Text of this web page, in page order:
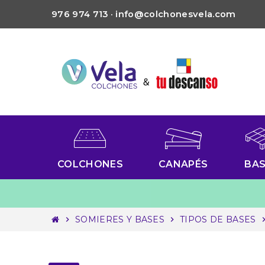
976 974 713 · info@colchonesvela.com
COLCHONES CANAPÉS
chevron_right SOMIERES Y BASES chevron_right TIPOS DE BASES